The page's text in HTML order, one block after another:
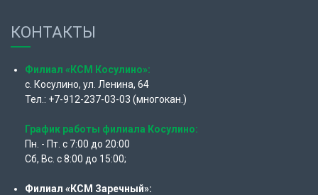
КОНТАКТЫ
Филиал «КСМ Косулино»:
с. Косулино, ул. Ленина, 64
Тел.: +7-912-237-03-03 (многокан.)
График работы филиала Косулино:
Пн. - Пт. с 7:00 до 20:00
Сб, Вс. с 8:00 до 15:00;
Филиал «КСМ Заречный»: